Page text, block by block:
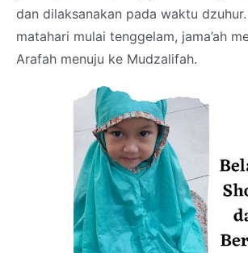
dan dilaksanakan pada waktu
matahari mulai tenggelam, jama’ah
Arafah menuju ke Mudzalifah.